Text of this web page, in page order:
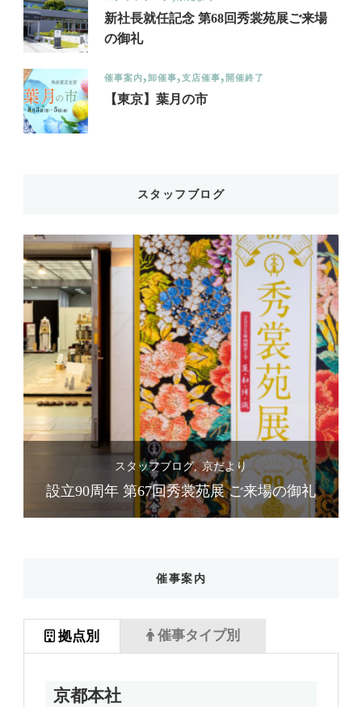
新社長就任記念 第68回秀裳苑展ご来場
の御礼
催事案内 卸催事 支店催事 開催終了
【東京】葉月の市
スタッフブログ
スタッフブログ 京だより
設立90周年 第67回秀裳苑展 ご来場の御礼
催事案内
拠点別
京都本社
催事タイプ別